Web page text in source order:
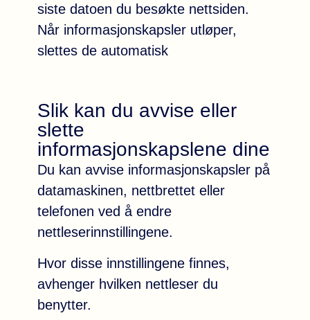
siste datoen du besøkte nettsiden.
Når informasjonskapsler utløper,
slettes de automatisk
Slik kan du avvise eller
slette
informasjonskapslene dine
Du kan avvise informasjonskapsler på
datamaskinen, nettbrettet eller
telefonen ved å endre
nettleserinnstillingene.
Hvor disse innstillingene finnes,
avhenger hvilken nettleser du
benytter.